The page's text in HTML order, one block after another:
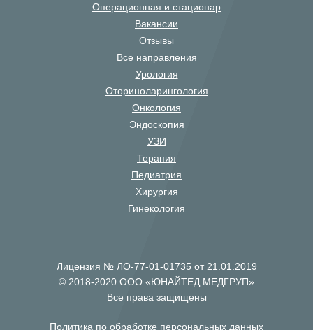
Операционная и стационар
Вакансии
Отзывы
Все направления
Урология
Оториноларингология
Онкология
Эндоскопия
УЗИ
Терапия
Педиатрия
Хирургия
Гинекология
Лицензия № ЛО-77-01-01735 от 21.01.2019
© 2018-2020 ООО «ЮНАЙТЕД МЕДГРУП»
Все права защищены
Политика по обработке персональных данных